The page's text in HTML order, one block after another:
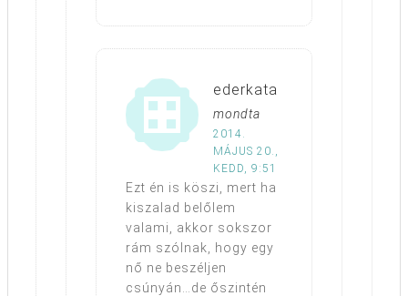
ederkata
mondta
2014.
MÁJUS 20.,
KEDD, 9:51
Ezt én is köszi, mert ha
kiszalad belőlem
valami, akkor sokszor
rám szólnak, hogy egy
nő ne beszéljen
csúnyán…de őszintén